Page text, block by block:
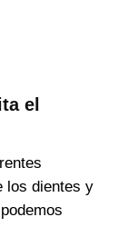
el
los dientes y